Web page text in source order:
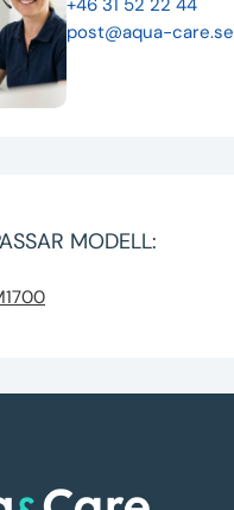
+46 31 52 22 44
post@aqua-care.se
MODELL: